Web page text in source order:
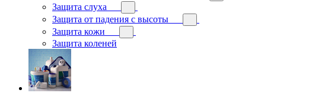
Защита слуха
Защита от падения с высоты
Защита кожи
Защита коленей